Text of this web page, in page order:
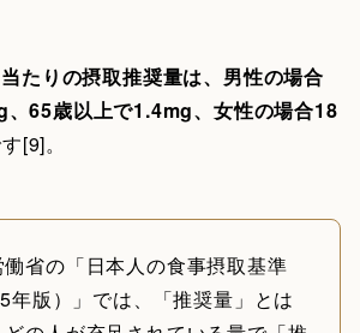
たりの摂取推奨量は、男性の場合
65歳以上で1.4mg、女性の場合18
[9]。
働省の「日本人の食事摂取基準
年版）」では、「推奨量」とは